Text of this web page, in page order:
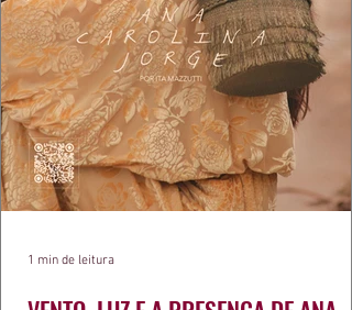
1 min de leitura